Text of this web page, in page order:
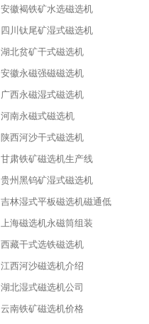
安徽褐铁矿水选磁选机
四川钛尾矿湿式磁选机
湖北贫矿干式磁选机
安徽永磁强磁磁选机
广西永磁湿式磁选机
河南永磁式磁选机
陕西河沙干式磁选机
甘肃铁矿磁选机生产线
贵州黑钨矿湿式磁选机
吉林湿式平板磁选机磁通低
上海磁选机永磁筒组装
西藏干式选铁磁选机
江西河沙磁选机介绍
湖北湿式磁选机公司
云南铁矿磁选机价格